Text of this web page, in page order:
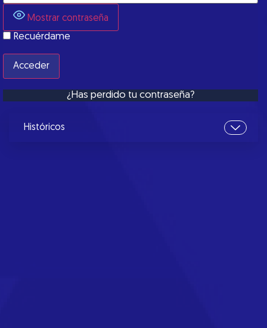
Mostrar contraseña
Recuérdame
¿Has perdido tu contraseña?
Históricos